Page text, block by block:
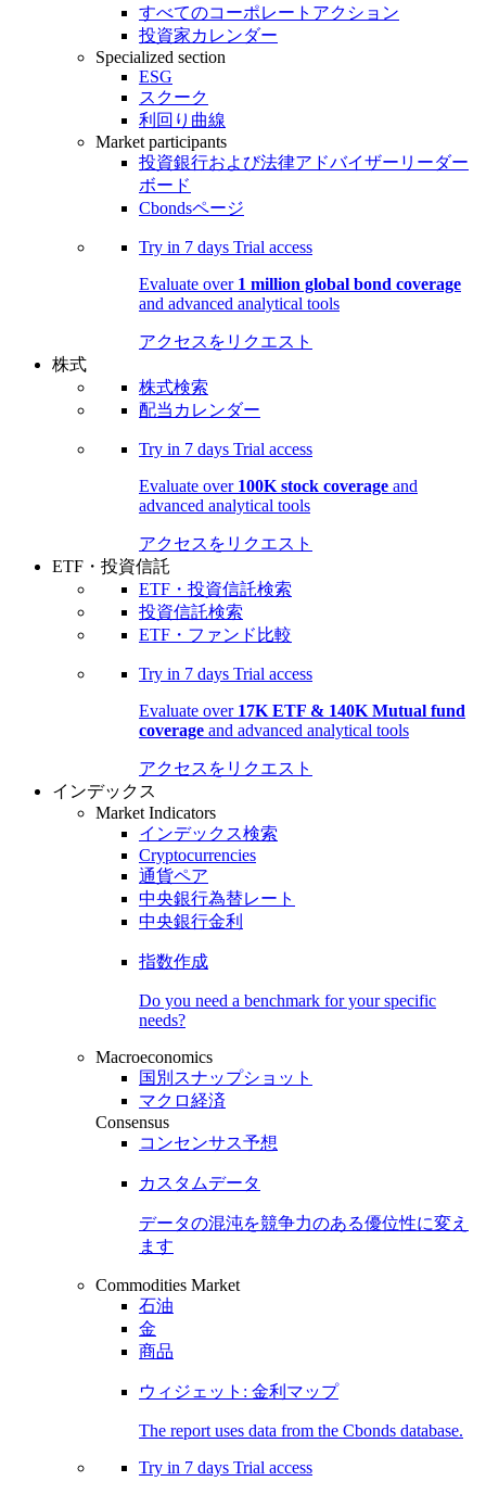
すべてのコーポレートアクション
投資家カレンダー
Specialized section
ESG
スクーク
利回り曲線
Market participants
投資銀行および法律アドバイザーリーダー
ボード
Cbondsページ
Try in 7 days Trial access
Evaluate over 1 million global bond coverage
and advanced analytical tools
アクセスをリクエスト
株式
株式検索
配当カレンダー
Try in 7 days Trial access
Evaluate over 100K stock coverage and
advanced analytical tools
アクセスをリクエスト
ETF・投資信託
ETF・投資信託検索
投資信託検索
ETF・ファンド比較
Try in 7 days Trial access
Evaluate over 17K ETF & 140K Mutual fund
coverage and advanced analytical tools
アクセスをリクエスト
インデックス
Market Indicators
インデックス検索
Cryptocurrencies
通貨ペア
中央銀行為替レート
中央銀行金利
指数作成
Do you need a benchmark for your specific
needs?
Macroeconomics
国別スナップショット
マクロ経済
Consensus
コンセンサス予想
カスタムデータ
データの混沌を競争力のある優位性に変え
ます
Commodities Market
石油
金
商品
ウィジェット: 金利マップ
The report uses data from the Cbonds database.
Try in 7 days Trial access